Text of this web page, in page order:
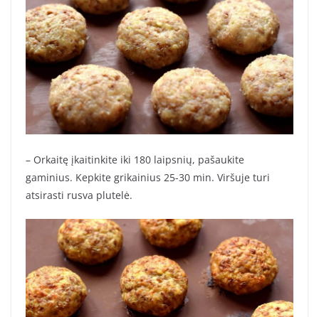
– Orkaitę įkaitinkite iki 180 laipsnių, pašaukite
gaminius. Kepkite grikainius 25-30 min. Viršuje turi
atsirasti rusva plutelė.